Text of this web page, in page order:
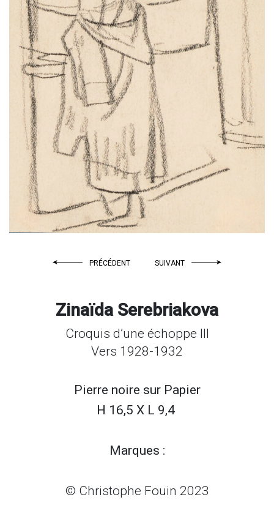
PRÉCÉDENT SUIVANT
Zinaïda Serebriakova
Croquis d’une échoppe III
Vers 1928-1932
Pierre noire sur Papier
H 16,5 X L 9,4
Marques :
© Christophe Fouin 2023